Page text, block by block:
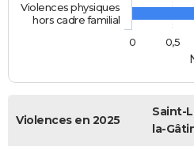
Violences physiques
hors cadre familial
0
0,5
Violences en 2025
Saint-
la-